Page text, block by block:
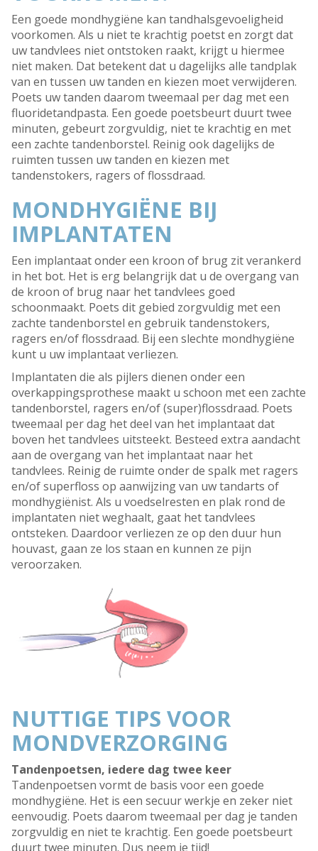
Een goede mondhygiëne kan tandhalsgevoeligheid
voorkomen. Als u niet te krachtig poetst en zorgt dat
uw tandvlees niet ontstoken raakt, krijgt u hiermee
niet maken. Dat betekent dat u dagelijks alle tandplak
van en tussen uw tanden en kiezen moet verwijderen.
Poets uw tanden daarom tweemaal per dag met een
fluoridetandpasta. Een goede poetsbeurt duurt twee
minuten, gebeurt zorgvuldig, niet te krachtig en met
een zachte tandenborstel. Reinig ook dagelijks de
ruimten tussen uw tanden en kiezen met
tandenstokers, ragers of flossdraad.
MONDHYGIËNE BIJ
IMPLANTATEN
Een implantaat onder een kroon of brug zit verankerd
in het bot. Het is erg belangrijk dat u de overgang van
de kroon of brug naar het tandvlees goed
schoonmaakt. Poets dit gebied zorgvuldig met een
zachte tandenborstel en gebruik tandenstokers,
ragers en/of flossdraad. Bij een slechte mondhygiëne
kunt u uw implantaat verliezen.
Implantaten die als pijlers dienen onder een
overkappingsprothese maakt u schoon met een zachte
tandenborstel, ragers en/of (super)flossdraad. Poets
tweemaal per dag het deel van het implantaat dat
boven het tandvlees uitsteekt. Besteed extra aandacht
aan de overgang van het implantaat naar het
tandvlees. Reinig de ruimte onder de spalk met ragers
en/of superfloss op aanwijzing van uw tandarts of
mondhygiënist. Als u voedselresten en plak rond de
implantaten niet weghaalt, gaat het tandvlees
ontsteken. Daardoor verliezen ze op den duur hun
houvast, gaan ze los staan en kunnen ze pijn
veroorzaken.
NUTTIGE TIPS VOOR
MONDVERZORGING
Tandenpoetsen, iedere dag twee keer
Tandenpoetsen vormt de basis voor een goede
mondhygiëne. Het is een secuur werkje en zeker niet
eenvoudig. Poets daarom tweemaal per dag je tanden
zorgvuldig en niet te krachtig. Een goede poetsbeurt
duurt twee minuten. Dus neem je tijd!